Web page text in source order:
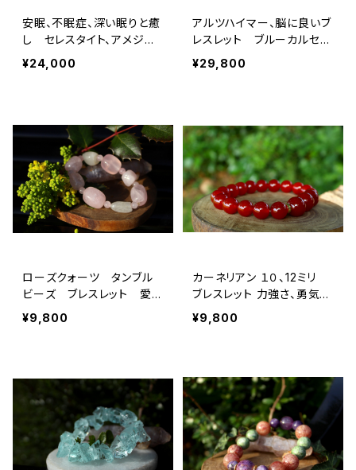
安眠、不眠症、深い眠りと癒
し セレスタイト、アメジス
ト、レピドライト、スモーキー
クォーツ、ラピスラズリ
¥24,000
アルツハイマー、脳に良いブ
レスレット ブルーカルセド
ニー、レピドライト、ローズク
ォーツ
¥29,800
ローズクォーツ タンブル
ビーズ ブレスレット 愛と
癒し、若返り、肌を美しく
¥9,800
カーネリアン １０、12ミリ
ブレスレット 力強さ、勇気、
人と接する仕事の人に・・・
¥9,800